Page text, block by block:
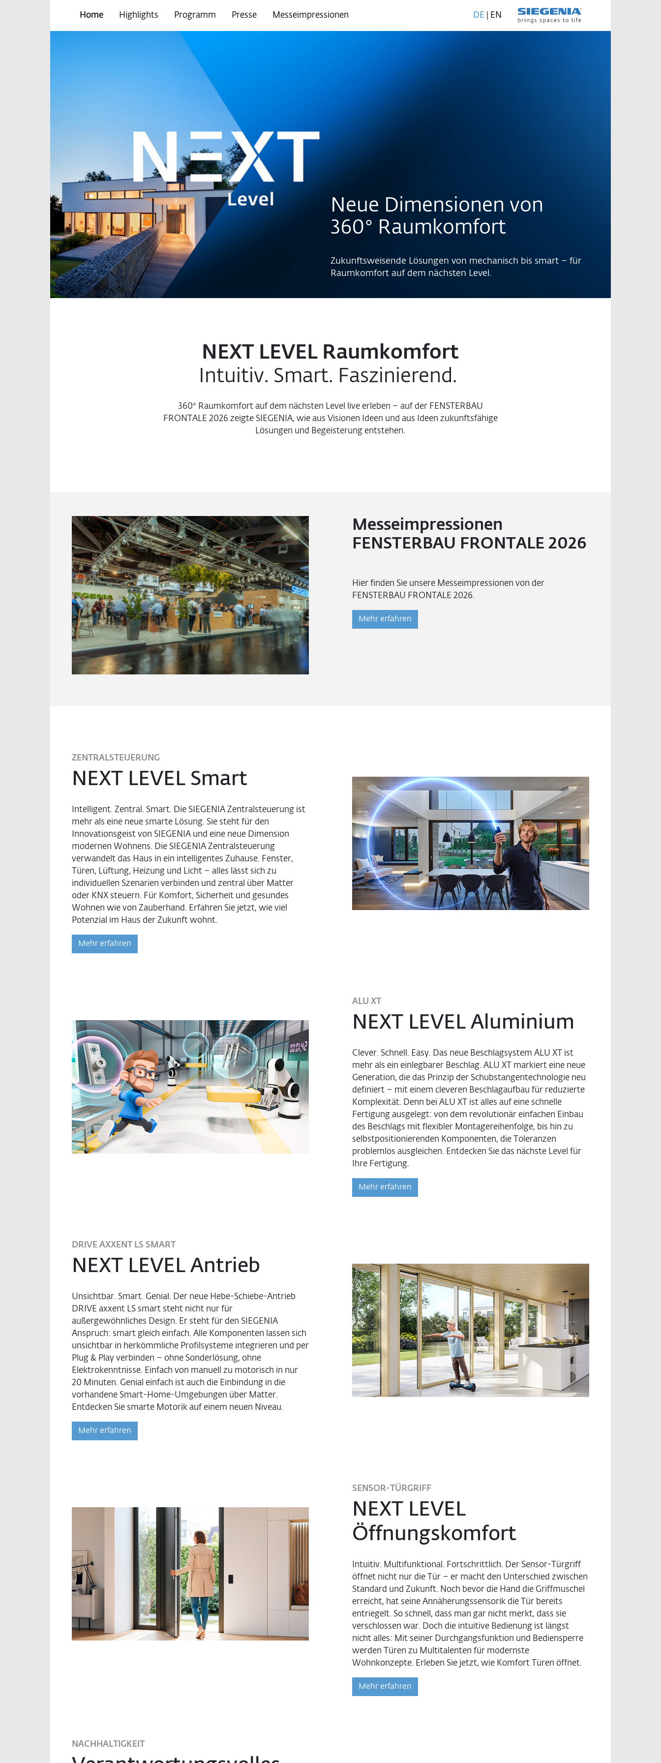
DE| EN
Home Highlights Programm Presse Messeimpressionen
Neue Dimensionen von
360° Raumkomfort
Zukunftsweisende Lösungen von mechanisch bis smart – für
Raumkomfort auf dem nächsten Level.
NEXT LEVEL Raumkomfort
Intuitiv. Smart. Faszinierend.
360° Raumkomfort auf dem nächsten Level live erleben – auf der FENSTERBAU
FRONTALE 2026 zeigte SIEGENIA, wie aus Visionen Ideen und aus Ideen zukunftsfähige
Lösungen und Begeisterung entstehen.
Messeimpressionen
FENSTERBAU FRONTALE 2026
Hier finden Sie unsere Messeimpressionen von der
FENSTERBAU FRONTALE 2026.
Mehr erfahren
ZENTRALSTEUERUNG
NEXT LEVEL Smart
Intelligent. Zentral. Smart. Die SIEGENIA Zentralsteuerung ist
mehr als eine neue smarte Lösung. Sie steht für den
Innovationsgeist von SIEGENIA und eine neue Dimension
modernen Wohnens. Die SIEGENIA Zentralsteuerung
verwandelt das Haus in ein intelligentes Zuhause. Fenster,
Türen, Lüftung, Heizung und Licht – alles lässt sich zu
individuellen Szenarien verbinden und zentral über Matter
oder KNX steuern. Für Komfort, Sicherheit und gesundes
Wohnen wie von Zauberhand. Erfahren Sie jetzt, wie viel
Potenzial im Haus der Zukunft wohnt.
Mehr erfahren
ALU XT
NEXT LEVEL Aluminium
Clever. Schnell. Easy. Das neue Beschlagsystem ALU XT ist
mehr als ein einlegbarer Beschlag. ALU XT markiert eine neue
Generation, die das Prinzip der Schubstangentechnologie neu
definiert – mit einem cleveren Beschlagaufbau für reduzierte
Komplexität. Denn bei ALU XT ist alles auf eine schnelle
Fertigung ausgelegt: von dem revolutionär einfachen Einbau
des Beschlags mit flexibler Montagereihenfolge, bis hin zu
selbstpositionierenden Komponenten, die Toleranzen
problemlos ausgleichen. Entdecken Sie das nächste Level für
Ihre Fertigung.
Mehr erfahren
DRIVE AXXENT LS SMART
NEXT LEVEL Antrieb
Unsichtbar. Smart. Genial. Der neue Hebe-Schiebe-Antrieb
DRIVE axxent LS smart steht nicht nur für
außergewöhnliches Design. Er steht für den SIEGENIA
Anspruch: smart gleich einfach. Alle Komponenten lassen sich
unsichtbar in herkömmliche Profilsysteme integrieren und per
Plug & Play verbinden – ohne Sonderlösung, ohne
Elektrokenntnisse. Einfach von manuell zu motorisch in nur
20 Minuten. Genial einfach ist auch die Einbindung in die
vorhandene Smart-Home-Umgebungen über Matter.
Entdecken Sie smarte Motorik auf einem neuen Niveau.
Mehr erfahren
SENSOR-TÜRGRIFF
NEXT LEVEL
Öffnungskomfort
Intuitiv. Multifunktional. Fortschrittlich. Der Sensor-Türgriff
öffnet nicht nur die Tür – er macht den Unterschied zwischen
Standard und Zukunft. Noch bevor die Hand die Griffmuschel
erreicht, hat seine Annäherungssensorik die Tür bereits
entriegelt. So schnell, dass man gar nicht merkt, dass sie
verschlossen war. Doch die intuitive Bedienung ist längst
nicht alles: Mit seiner Durchgangsfunktion und Bediensperre
werden Türen zu Multitalenten für modernste
Wohnkonzepte. Erleben Sie jetzt, wie Komfort Türen öffnet.
Mehr erfahren
NACHHALTIGKEIT